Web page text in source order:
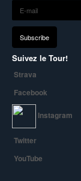
Suivez le Tour!
Strava
Facebook
Instagram
Twitter
YouTube